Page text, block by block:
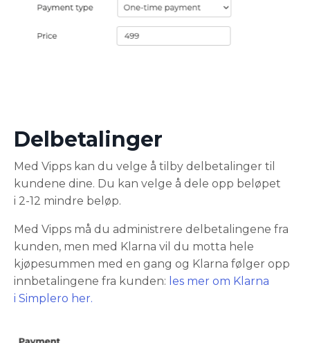
Delbetalinger
Med Vipps kan du velge å tilby delbetalinger til
kundene dine. Du kan velge å dele opp beløpet
i 2-12 mindre beløp.
Med Vipps må du administrere delbetalingene fra
kunden, men med Klarna vil du motta hele
kjøpesummen med en gang og Klarna følger opp
innbetalingene fra kunden: les mer om Klarna
i Simplero her.